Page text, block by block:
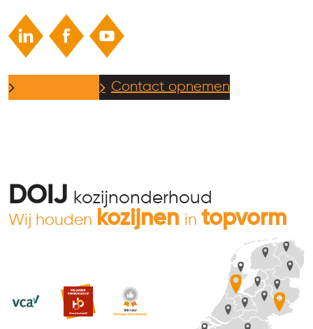
Contact opnemen
DOIJ kozijnonderhoud
Wij houden kozijnen in topvorm